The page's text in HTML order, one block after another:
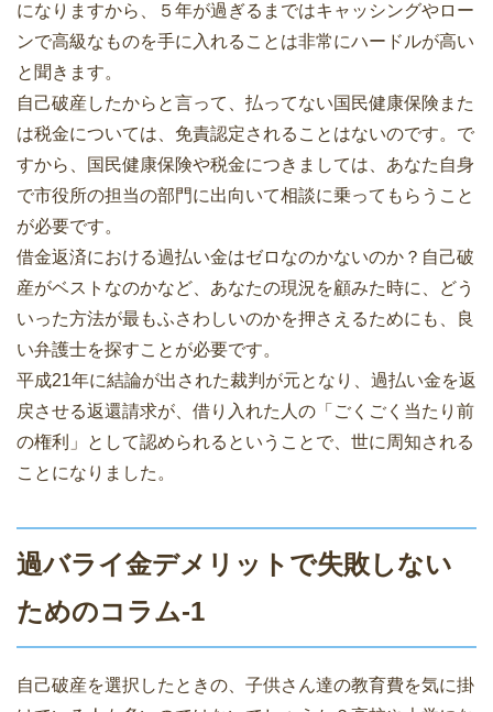
になりますから、５年が過ぎるまではキャッシングやロー
ンで高級なものを手に入れることは非常にハードルが高い
と聞きます。
自己破産したからと言って、払ってない国民健康保険また
は税金については、免責認定されることはないのです。で
すから、国民健康保険や税金につきましては、あなた自身
で市役所の担当の部門に出向いて相談に乗ってもらうこと
が必要です。
借金返済における過払い金はゼロなのかないのか？自己破
産がベストなのかなど、あなたの現況を顧みた時に、どう
いった方法が最もふさわしいのかを押さえるためにも、良
い弁護士を探すことが必要です。
平成21年に結論が出された裁判が元となり、過払い金を返
戻させる返還請求が、借り入れた人の「ごくごく当たり前
の権利」として認められるということで、世に周知される
ことになりました。
過バライ金デメリットで失敗しない
ためのコラム-1
自己破産を選択したときの、子供さん達の教育費を気に掛